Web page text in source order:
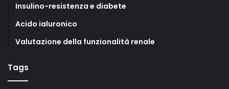
Insulino-resistenza e diabete
Acido ialuronico
Valutazione della funzionalità renale
Tags